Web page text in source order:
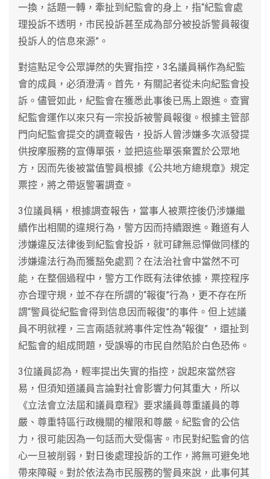
一換，話題一轉，牽扯到紀監會的身上，指“紀監會處
理投訴不透明，市民投訴甚至成為部分被投訴警員報復
投訴人的信息來源”。
對這點足令公眾譁然的失實指控，3名議員稱作為紀監
會的成員，必須澄清。首先，有關記者從未向紀監會投
訴。儘管如此，紀監會在獲悉此事後已馬上跟進。查實
紀監會運作以來只有一宗投訴被警員報復。根據主管部
門向紀監會提交的調查報告，投訴人曾涉嫌多次派發提
供按摩服務的宣傳單張，並把這些單張棄置於公眾地
方，因而先後被當值警員根據《公共地方總規章》規定
票控，將之帶返警署調查。
3位議員稱，根據調查報告，當事人被票控後仍涉嫌繼
續作出相關的違規行為，警方因而持續跟進。難道有人
涉嫌違反法律後到紀監會投訴，就可肆無忌憚做同樣的
涉嫌違法行為而獲豁免處罰？在法治社會中當然不可
能，在整個過程中，警方工作既有法律依據，票控程序
亦合理守規，並不存在所謂的“報復”行為，更不存在所
謂“警員從紀監會得到信息因而報復”的事件。但上述議
員不明就裡，三言兩語就將事件定性為“報復” ，還扯到
紀監會的組成問題，受誤導的市民自然陷於白色恐佈。
3位議員認為，輕率提出失實的指控，說起來當然容
易，但須知道議員言論對社會影響力何其重大，所以
《立法會立法屆和議員章程》要求議員尊重議員的尊
嚴、尊重特區行政機關的權限和尊嚴。紀監會的公信
力，很可能因為一句話而大受傷害。市民對紀監會的信
心一旦被削弱，對日後處理投訴的工作，將無可避免地
帶來障礙。對於依法為市民服務的警員來說，此事何其